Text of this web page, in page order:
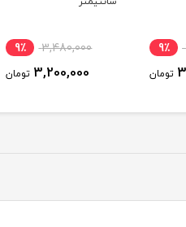
9٪
تومان
3,480,000 9٪
3,200,000 تومان